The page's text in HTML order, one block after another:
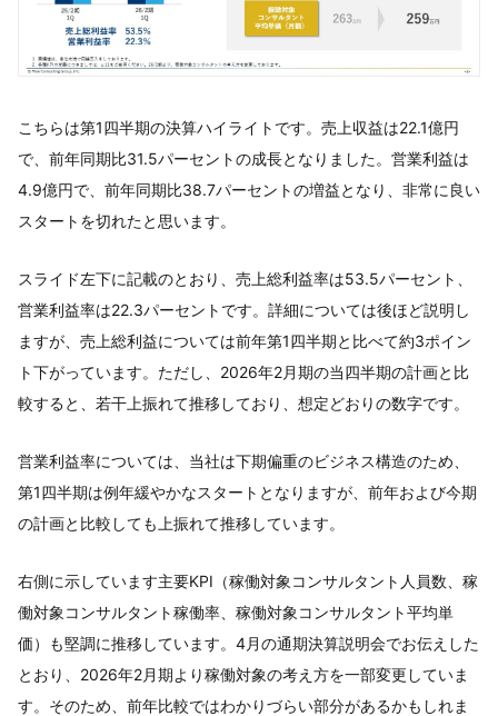
こちらは第1四半期の決算ハイライトです。売上収益は22.1億円
で、前年同期比31.5パーセントの成長となりました。営業利益は
4.9億円で、前年同期比38.7パーセントの増益となり、非常に良い
スタートを切れたと思います。
スライド左下に記載のとおり、売上総利益率は53.5パーセント、
営業利益率は22.3パーセントです。詳細については後ほど説明し
ますが、売上総利益については前年第1四半期と比べて約3ポイン
ト下がっています。ただし、2026年2月期の当四半期の計画と比
較すると、若干上振れて推移しており、想定どおりの数字です。
営業利益率については、当社は下期偏重のビジネス構造のため、
第1四半期は例年緩やかなスタートとなりますが、前年および今期
の計画と比較しても上振れて推移しています。
右側に示しています主要KPI（稼働対象コンサルタント人員数、稼
働対象コンサルタント稼働率、稼働対象コンサルタント平均単
価）も堅調に推移しています。4月の通期決算説明会でお伝えした
とおり、2026年2月期より稼働対象の考え方を一部変更していま
す。そのため、前年比較ではわかりづらい部分があるかもしれま